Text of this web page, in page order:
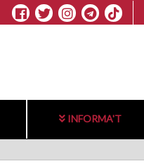
INFORMA'T